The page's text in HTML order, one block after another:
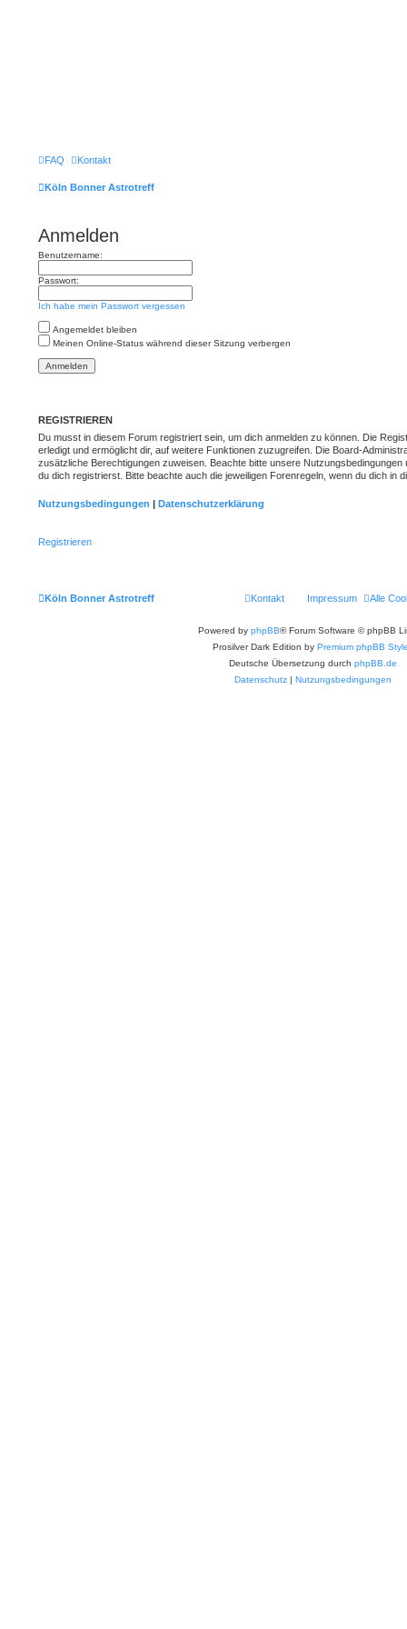
FAQ Kontakt
Köln Bonner Astrotreff
Anmelden
Benutzername:
Passwort:
Ich habe mein Passwort vergessen
Angemeldet bleiben
Meinen Online-Status während dieser Sitzung verbergen
REGISTRIEREN
Du musst in diesem Forum registriert sein, um dich anmelden zu können. Die
erledigt und ermöglicht dir, auf weitere Funktionen zuzugreifen. Die Board-
zusätzliche Berechtigungen zuweisen. Beachte bitte unsere
du dich registrierst. Bitte beachte auch die jeweiligen Forenregeln, wenn du dich in
Nutzungsbedingungen | Datenschutzerklärung
Registrieren
Köln Bonner Astrotreff Alle
Impressum
Kontakt
Powered by phpBB® Forum Software © phpBB
Prosilver Dark Edition by Premium phpBB
Deutsche Übersetzung durch phpBB.de
Datenschutz | Nutzungsbedingungen